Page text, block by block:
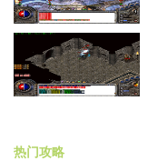
热门攻略